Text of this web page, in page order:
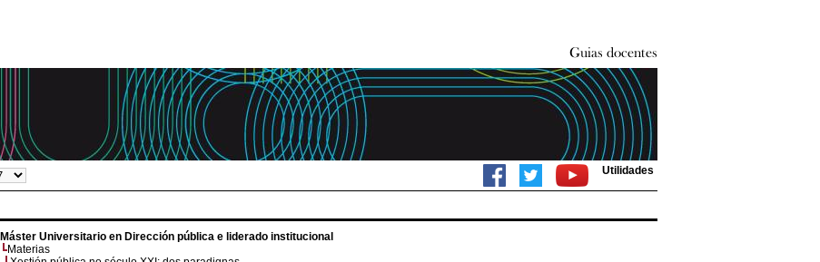
Utilidades
Máster Universitario en Dirección pública e liderado institucional
Materias